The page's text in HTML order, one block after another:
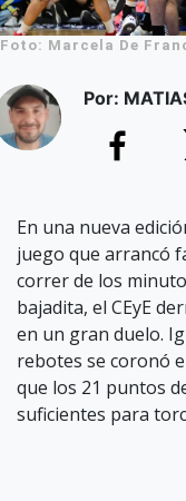
Foto: Marcela De
Por:
En una nueva
juego que arrancó
correr de los
bajadita, el CEyE
en un gran duelo.
rebotes se coronó
que los 21 puntos
suficientes para